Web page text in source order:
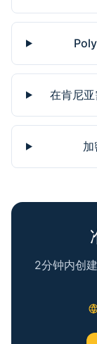
在肯尼
2分钟内创